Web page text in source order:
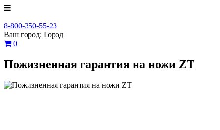
8-800-350-55-23
Ваш город: Город
0
Пожизненная гарантия на ножи ZT